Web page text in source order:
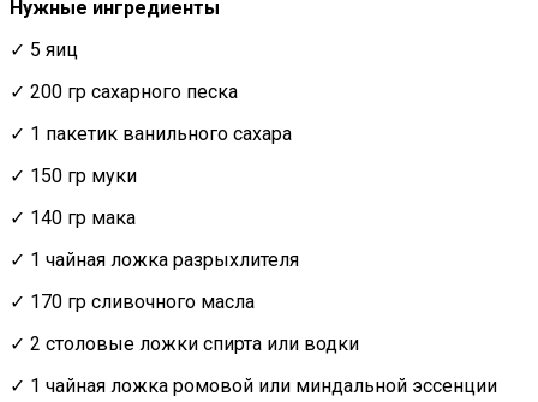
Нужные ингредиенты
✓ 5 яиц
✓ 200 гр сахарного песка
✓ 1 пакетик ванильного сахара
✓ 150 гр муки
✓ 140 гр мака
✓ 1 чайная ложка разрыхлителя
✓ 170 гр сливочного масла
✓ 2 столовые ложки спирта или водки
✓ 1 чайная ложка ромовой или миндальной эссенции